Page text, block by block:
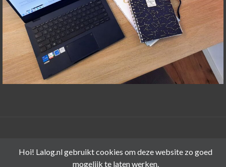
Hoi! Lalog.nl gebruikt cookies om deze website zo goed
mogelijk te laten werken.